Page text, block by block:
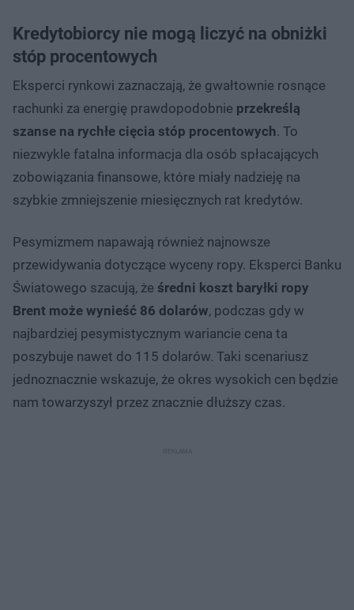
Kredytobiorcy nie mogą liczyć na obniżki
stóp procentowych
Eksperci rynkowi zaznaczają, że gwałtownie rosnące
rachunki za energię prawdopodobnie przekreślą
szanse na rychłe cięcia stóp procentowych. To
niezwykle fatalna informacja dla osób spłacających
zobowiązania finansowe, które miały nadzieję na
szybkie zmniejszenie miesięcznych rat kredytów.
Pesymizmem napawają również najnowsze
przewidywania dotyczące wyceny ropy. Eksperci Banku
Światowego szacują, że średni koszt baryłki ropy
Brent może wynieść 86 dolarów, podczas gdy w
najbardziej pesymistycznym wariancie cena ta
poszybuje nawet do 115 dolarów. Taki scenariusz
jednoznacznie wskazuje, że okres wysokich cen będzie
nam towarzyszył przez znacznie dłuższy czas.